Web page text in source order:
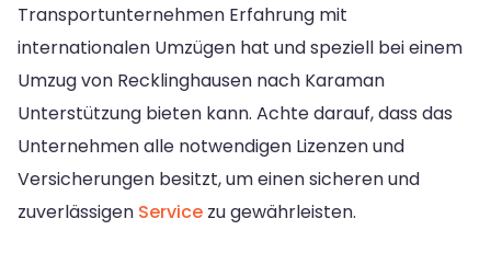
Transportunternehmen Erfahrung mit
internationalen Umzügen hat und speziell bei einem
Umzug von Recklinghausen nach Karaman
Unterstützung bieten kann. Achte darauf, dass das
Unternehmen alle notwendigen Lizenzen und
Versicherungen besitzt, um einen sicheren und
zuverlässigen Service zu gewährleisten.